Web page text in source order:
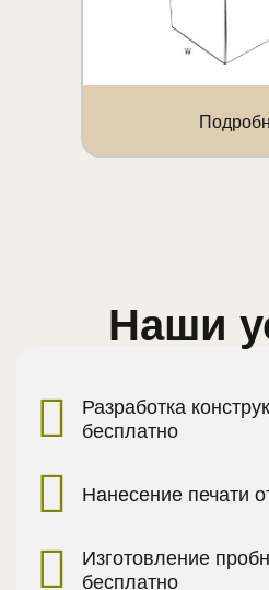
Наши
Разработка
бесплатно
Нанесение печати
Изготовление
бесплатно